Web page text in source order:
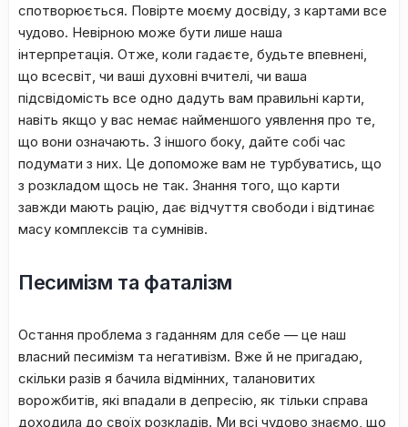
спотворюється. Повірте моєму досвіду, з картами все
чудово. Невірною може бути лише наша
інтерпретація. Отже, коли гадаєте, будьте впевнені,
що всесвіт, чи ваші духовні вчителі, чи ваша
підсвідомість все одно дадуть вам правильні карти,
навіть якщо у вас немає найменшого уявлення про те,
що вони означають. З іншого боку, дайте собі час
подумати з них. Це допоможе вам не турбуватись, що
з розкладом щось не так. Знання того, що карти
завжди мають рацію, дає відчуття свободи і відтинає
масу комплексів та сумнівів.
Песимізм та фаталізм
Остання проблема з гаданням для себе — це наш
власний песимізм та негативізм. Вже й не пригадаю,
скільки разів я бачила відмінних, талановитих
ворожбитів, які впадали в депресію, як тільки справа
доходила до своїх розкладів. Ми всі чудово знаємо, що